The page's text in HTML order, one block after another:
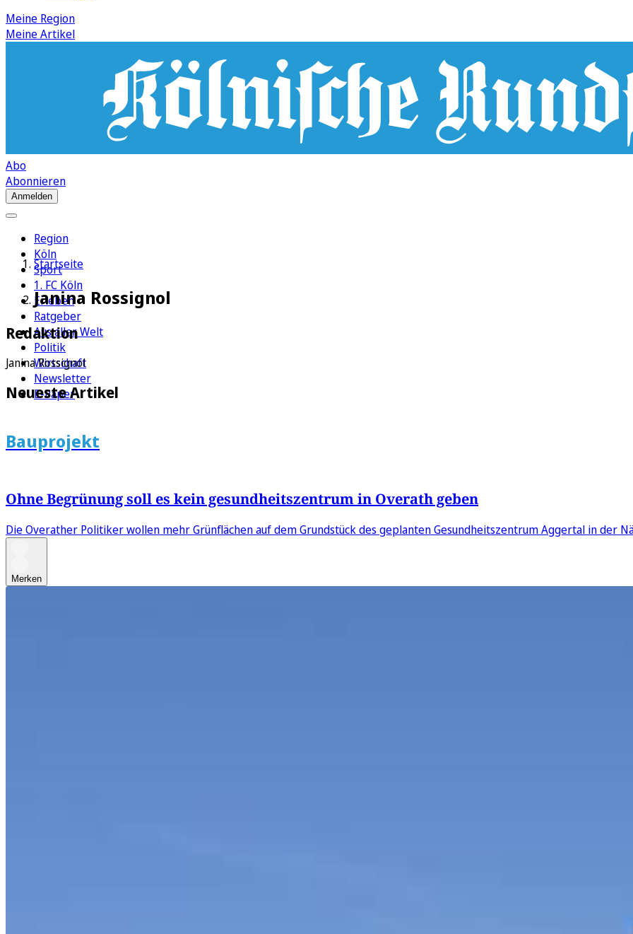
Meine Region
Meine Artikel
Abo
Abonnieren
Anmelden
Region
Köln
Sport
1. FC Köln
Erleben
Ratgeber
Aus aller Welt
Politik
Wirtschaft
Newsletter
E-Paper
Startseite
Janina Rossignol
Redaktion
Janina Rossignol
Neueste Artikel
Bauprojekt
Ohne Begrünung soll es kein gesundheitszentrum in Overath geben
Die Overather Politiker wollen mehr Grünflächen auf dem Grundstück des geplanten Gesundheitszentrum Aggertal in der
Merken